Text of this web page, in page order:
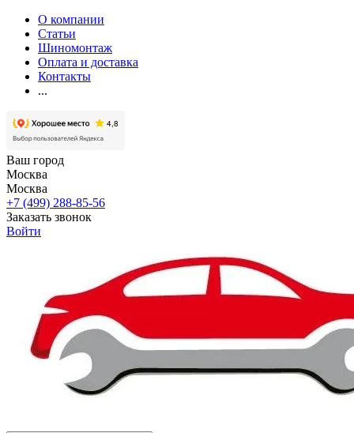
О компании
Статьи
Шиномонтаж
Оплата и доставка
Контакты
...
Ваш город
Москва
Москва
+7 (499) 288-85-56
Заказать звонок
Войти